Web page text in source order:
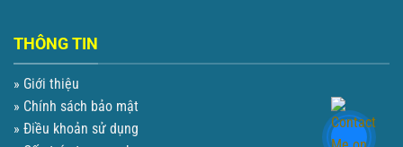
THÔNG TIN
» Giới thiệu
» Chính sách bảo mật
» Điều khoản sử dụng